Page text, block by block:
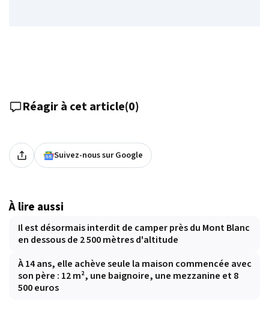
Réagir à cet article(0)
Suivez-nous sur Google
À lire aussi
Il est désormais interdit de camper près du Mont Blanc
en dessous de 2 500 mètres d'altitude
À 14 ans, elle achève seule la maison commencée avec
son père : 12 m², une baignoire, une mezzanine et 8
500 euros